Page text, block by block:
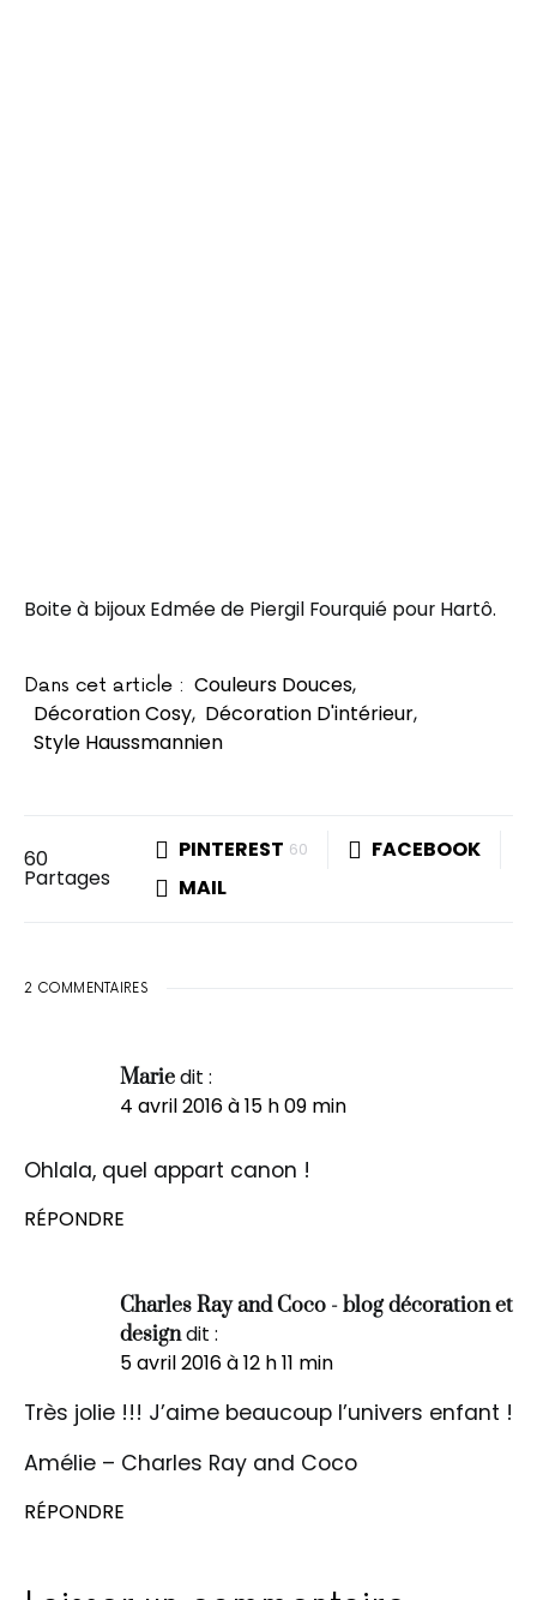
Boite à bijoux Edmée de Piergil Fourquié pour Hartô.
Dans cet article : Couleurs Douces,
Décoration Cosy, Décoration D'intérieur,
Style Haussmannien
60
Partages
PINTEREST 60
FACEBOOK
MAIL
2 COMMENTAIRES
Mariedit :
4 avril 2016 à 15 h 09 min
Ohlala, quel appart canon !
RÉPONDRE
Charles Ray and Coco - blog décoration et
designdit :
5 avril 2016 à 12 h 11 min
Très jolie !!! J’aime beaucoup l’univers enfant !
Amélie – Charles Ray and Coco
RÉPONDRE